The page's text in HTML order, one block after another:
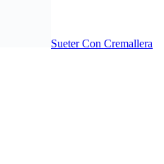
Sueter Con Cremallera